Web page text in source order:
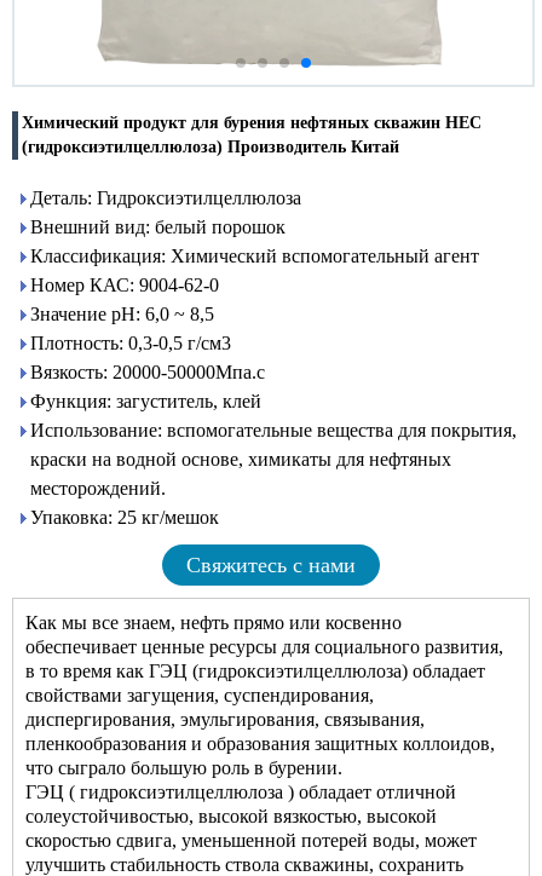
Химический продукт для бурения нефтяных скважин HEC
(гидроксиэтилцеллюлоза) Производитель Китай
Деталь: Гидроксиэтилцеллюлоза
Внешний вид: белый порошок
Классификация: Химический вспомогательный агент
Номер КАС: 9004-62-0
Значение pH: 6,0 ~ 8,5
Плотность: 0,3-0,5 г/см3
Вязкость: 20000-50000Мпа.с
Функция: загуститель, клей
Использование: вспомогательные вещества для покрытия,
краски на водной основе, химикаты для нефтяных
месторождений.
Упаковка: 25 кг/мешок
Свяжитесь с нами
Как мы все знаем, нефть прямо или косвенно
обеспечивает ценные ресурсы для социального развития,
в то время как ГЭЦ (гидроксиэтилцеллюлоза) обладает
свойствами загущения, суспендирования,
диспергирования, эмульгирования, связывания,
пленкообразования и образования защитных коллоидов,
что сыграло большую роль в бурении.
ГЭЦ ( гидроксиэтилцеллюлоза ) обладает отличной
солеустойчивостью, высокой вязкостью, высокой
скоростью сдвига, уменьшенной потерей воды, может
улучшить стабильность ствола скважины, сохранить